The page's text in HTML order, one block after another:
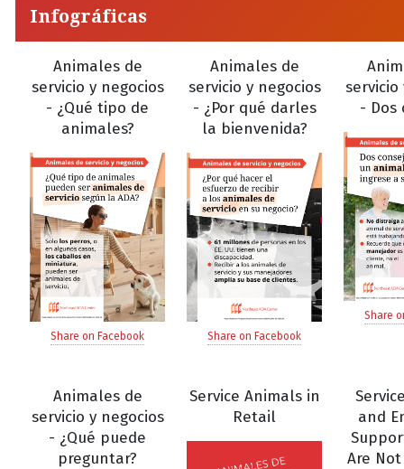
Infográficas
Animales de
servicio y negocios
- ¿Qué tipo de
animales?
Share on Facebook
Animales de
servicio y negocios
- ¿Por qué darles
la bienvenida?
Share on Facebook
servicio
- Dos
Share
Animales de
servicio y negocios
- ¿Qué puede
preguntar?
Service Animals in
Retail
and
Are